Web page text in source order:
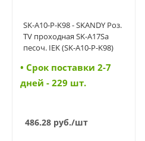
SK-A10-P-K98 - SKANDY Роз.
TV проходная SK-A17Sa
песоч. IEK (SK-A10-P-K98)
• Cрок поставки 2-7
дней - 229 шт.
486.28руб./шт